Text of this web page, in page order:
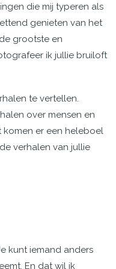
die mij typeren als
genieten van het
grootste en
ik jullie bruiloft
te vertellen.
over mensen en
komen er een heleboel
verhalen van jullie
kunt iemand anders
En dat wil ik